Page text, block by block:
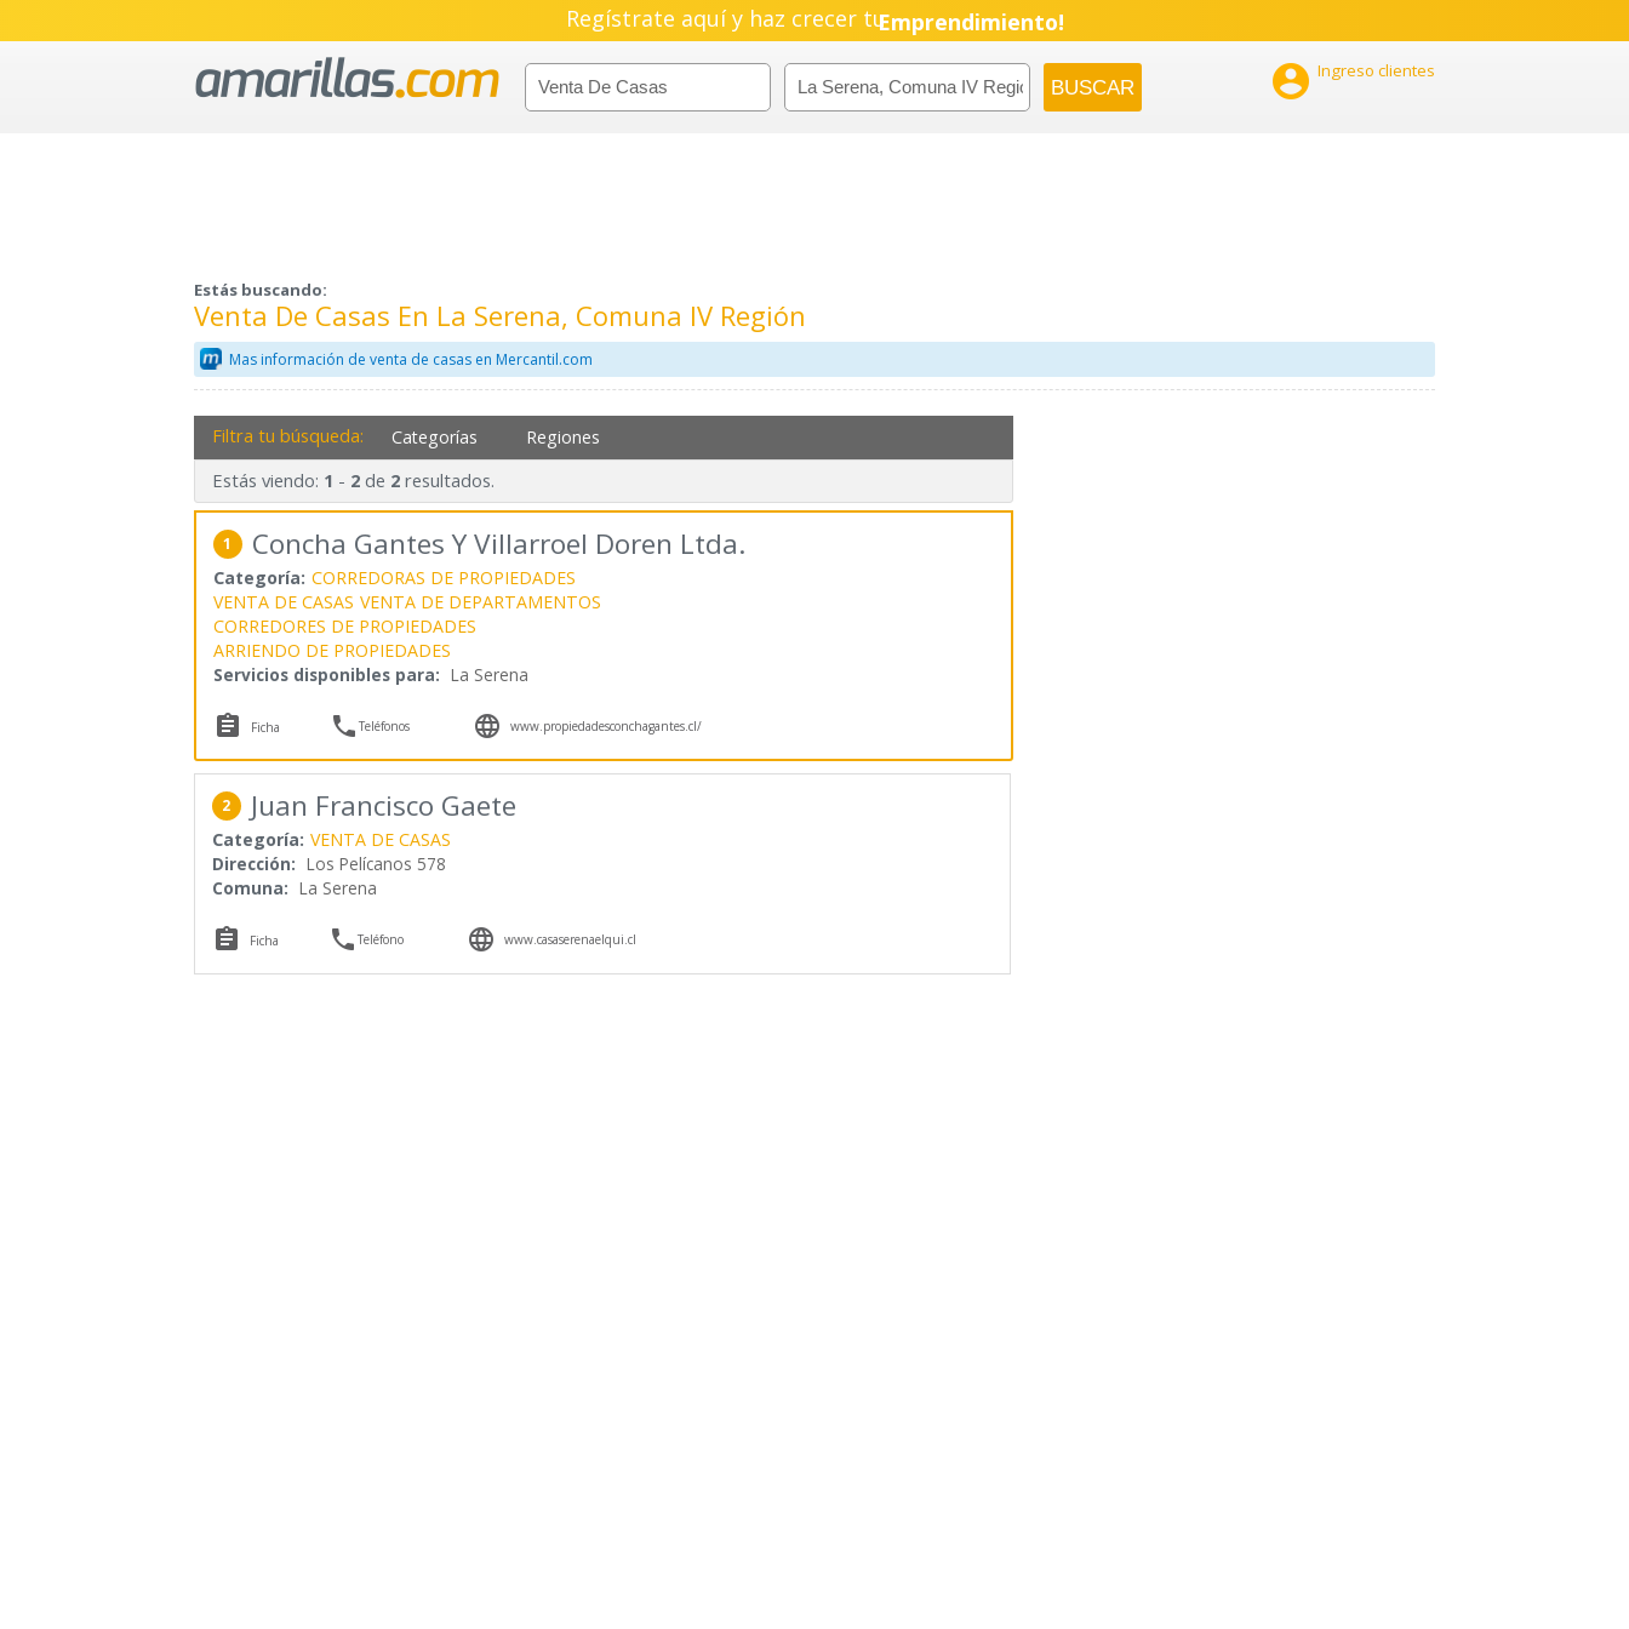
Regístrate aquí y haz crecer tuEmprendimiento!
 Ingreso clientes
Estás buscando:
Venta De Casas En La Serena, Comuna IV Región
Mas información de venta de casas en Mercantil.com
Filtra tu búsqueda: Categorías Regiones
Estás viendo: 1 - 2de 2resultados.
1 Concha Gantes Y Villarroel Doren Ltda.
Categoría: CORREDORAS DE PROPIEDADES
VENTA DE CASAS VENTA DE DEPARTAMENTOS
CORREDORES DE PROPIEDADES
ARRIENDO DE PROPIEDADES
Servicios disponibles para: La Serena
 Ficha Teléfonos  www.propiedadesconchagantes.cl/
2 Juan Francisco Gaete
Categoría: VENTA DE CASAS
Dirección: Los Pelícanos 578
Comuna: La Serena
 Ficha Teléfono  www.casaserenaelqui.cl